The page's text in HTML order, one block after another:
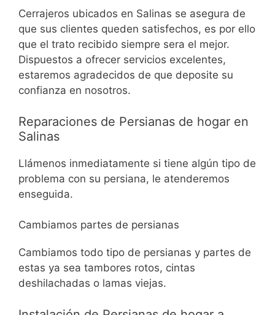
Cerrajeros ubicados en Salinas se asegura de
que sus clientes queden satisfechos, es por ello
que el trato recibido siempre sera el mejor.
Dispuestos a ofrecer servicios excelentes,
estaremos agradecidos de que deposite su
confianza en nosotros.
Reparaciones de Persianas de hogar en
Salinas
Llámenos inmediatamente si tiene algún tipo de
problema con su persiana, le atenderemos
enseguida.
Cambiamos partes de persianas
Cambiamos todo tipo de persianas y partes de
estas ya sea tambores rotos, cintas
deshilachadas o lamas viejas.